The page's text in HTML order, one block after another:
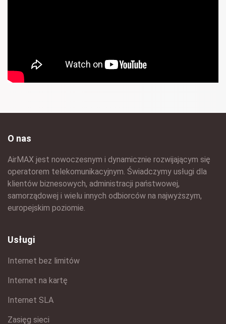
O nas
AirMAX jest nowoczesnym i dynamicznie rozwijającym się
operatorem telekomunikacyjnym. Świadczymy usługi dla
klientów biznesowych, administracji państwowej,
samorządowej i wielu innych odbiorców na najwyższym,
europejskim poziomie.
Usługi
Internet bez limitów
Internet na kartę
Internet SLA
Zasięg sieci